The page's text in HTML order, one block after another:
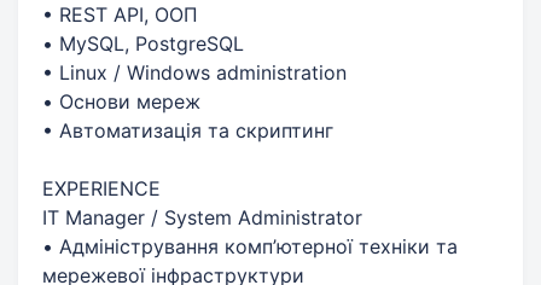
• REST API, ООП
• MySQL, PostgreSQL
• Linux / Windows administration
• Основи мереж
• Автоматизація та скриптинг
EXPERIENCE
IT Manager / System Administrator
• Адміністрування комп’ютерної техніки та
мережевої інфраструктури